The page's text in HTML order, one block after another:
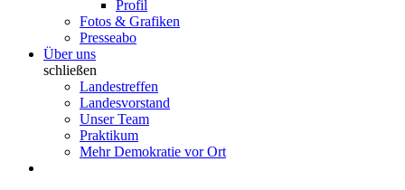
Profil
Fotos & Grafiken
Presseabo
Über uns
schließen
Landestreffen
Landesvorstand
Unser Team
Praktikum
Mehr Demokratie vor Ort